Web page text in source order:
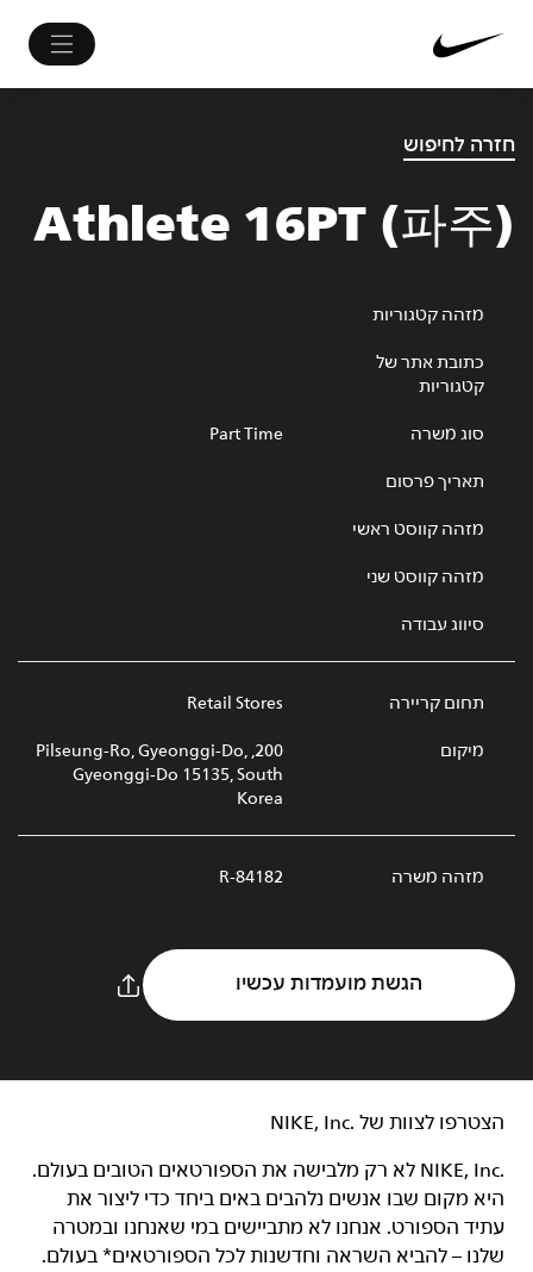
חזרה לחיפוש
Athlete 16PT (파주)
מזהה קטגוריות
כתובת אתר של
קטגוריות
סוג משרה Part Time
תאריך פרסום
מזהה קווסט ראשי
מזהה קווסט שני
סיווג עבודה
תחום קריירה Retail Stores
מיקום
200, Pilseung-Ro, Gyeonggi-Do,
Gyeonggi-Do 15135, South
Korea
מזהה משרה R-84182
הגשת מועמדות עכשיו
הצטרפו לצוות של NIKE, Inc.‎‏
NIKE, Inc.‎ לא רק מלבישה את הספורטאים הטובים בעולם.
היא מקום שבו אנשים נלהבים באים ביחד כדי ליצור את
עתיד הספורט. אנחנו לא מתביישים במי שאנחנו ובמטרה
שלנו – להביא השראה וחדשנות לכל הספורטאים* בעולם.